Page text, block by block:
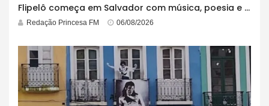
Flipelô começa em Salvador com música, poesia e grande participação
Redação Princesa FM 06/08/2026